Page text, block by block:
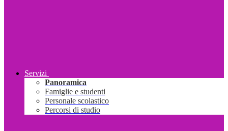
Servizi
Panoramica
Famiglie e studenti
Personale scolastico
Percorsi di studio